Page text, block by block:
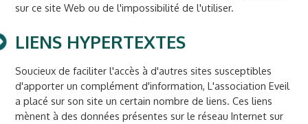
sur ce site Web ou de l'impossibilité de l'utiliser.
LIENS HYPERTEXTES
Soucieux de faciliter l'accès à d'autres sites susceptibles
d'apporter un complément d'information, L'association Eveil
a placé sur son site un certain nombre de liens. Ces liens
mènent à des données présentes sur le réseau Internet sur